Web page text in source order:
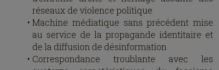
réseaux de violence politique
Machine médiatique sans précédent mise
au service de la propagande identitaire et
de la diffusion de désinformation
Correspondance troublante avec les